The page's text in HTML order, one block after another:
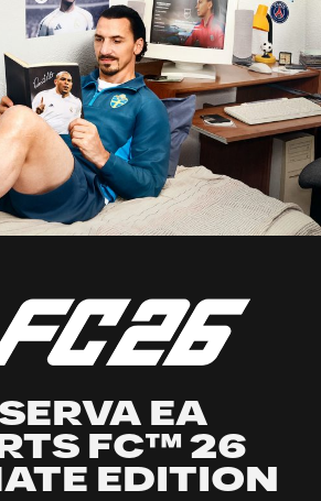
EA
FC™ 26
EDITION